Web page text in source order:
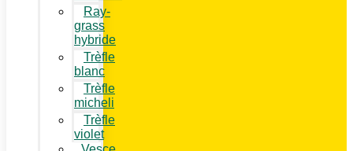
Ray-
grass
hybride
Trèfle
blanc
Trèfle
micheli
Trèfle
violet